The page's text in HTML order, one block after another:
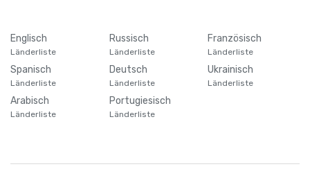
Englisch
Länderliste
Russisch
Länderliste
Französisch
Länderliste
Spanisch
Länderliste
Deutsch
Länderliste
Ukrainisch
Länderliste
Arabisch
Länderliste
Portugiesisch
Länderliste